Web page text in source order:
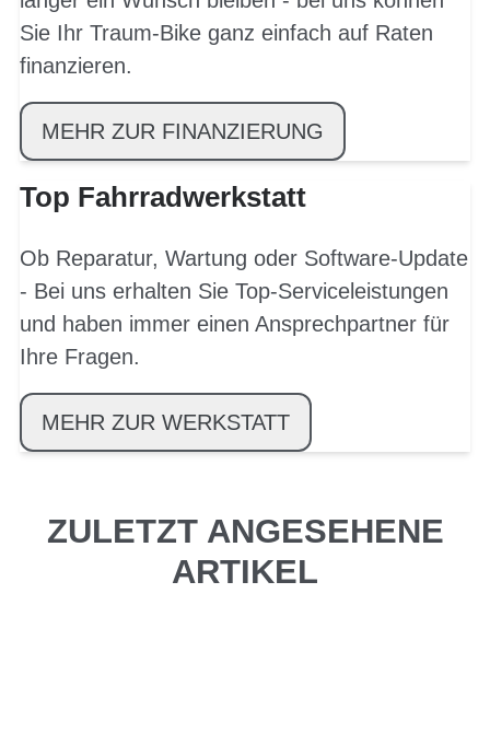
Sie Ihr Traum-Bike ganz einfach auf Raten
finanzieren.
MEHR ZUR FINANZIERUNG
Top Fahrradwerkstatt
Ob Reparatur, Wartung oder Software-Update
- Bei uns erhalten Sie Top-Serviceleistungen
und haben immer einen Ansprechpartner für
Ihre Fragen.
MEHR ZUR WERKSTATT
ZULETZT ANGESEHENE
ARTIKEL